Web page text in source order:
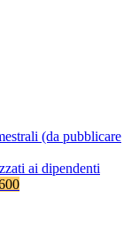
(da pubblicare
ai dipendenti